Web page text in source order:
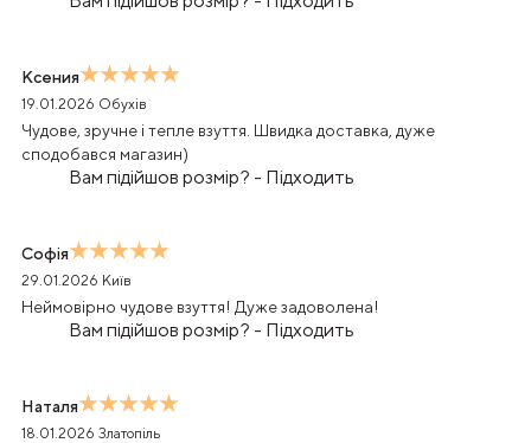
Ксения
19.01.2026 Обухів
Чудове, зручне і тепле взуття. Швидка доставка, дуже
сподобався магазин)
Вам підійшов розмір? - Підходить
Софія
29.01.2026 Київ
Неймовірно чудове взуття! Дуже задоволена!
Вам підійшов розмір? - Підходить
Наталя
18.01.2026 Златопіль